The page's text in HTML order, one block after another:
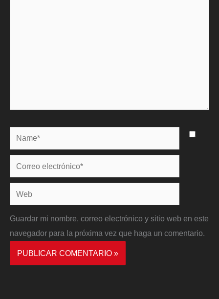
Name*
Correo
electrónico*
Web
Guardar mi nombre, correo electrónico y sitio web en este
navegador para la próxima vez que haga un comentario.